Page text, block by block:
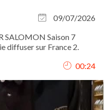
09/07/2026
diffuser sur France 2.
00:24